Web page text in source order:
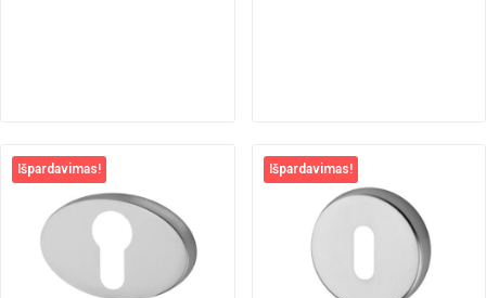
Išpardavimas! Išpardavimas!